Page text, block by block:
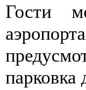
Гости
парковка